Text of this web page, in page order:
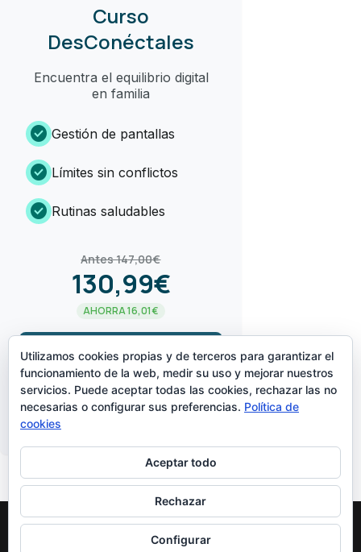
Curso
DesConéctales
Encuentra el equilibrio digital
en familia
check_circle Gestión de pantallas
check_circle Límites sin conflictos
check_circle Rutinas saludables
Antes 147,00€
130,99€
AHORRA 16,01€
¡LO QUIERO!arrow_forward
CREADO POR
Utilizamos cookies propias y de terceros para garantizar el
funcionamiento de la web, medir su uso y mejorar nuestros
servicios. Puede aceptar todas las cookies, rechazar las no
necesarias o configurar sus preferencias. Política de
cookies
Aceptar todo
Rechazar
Configurar